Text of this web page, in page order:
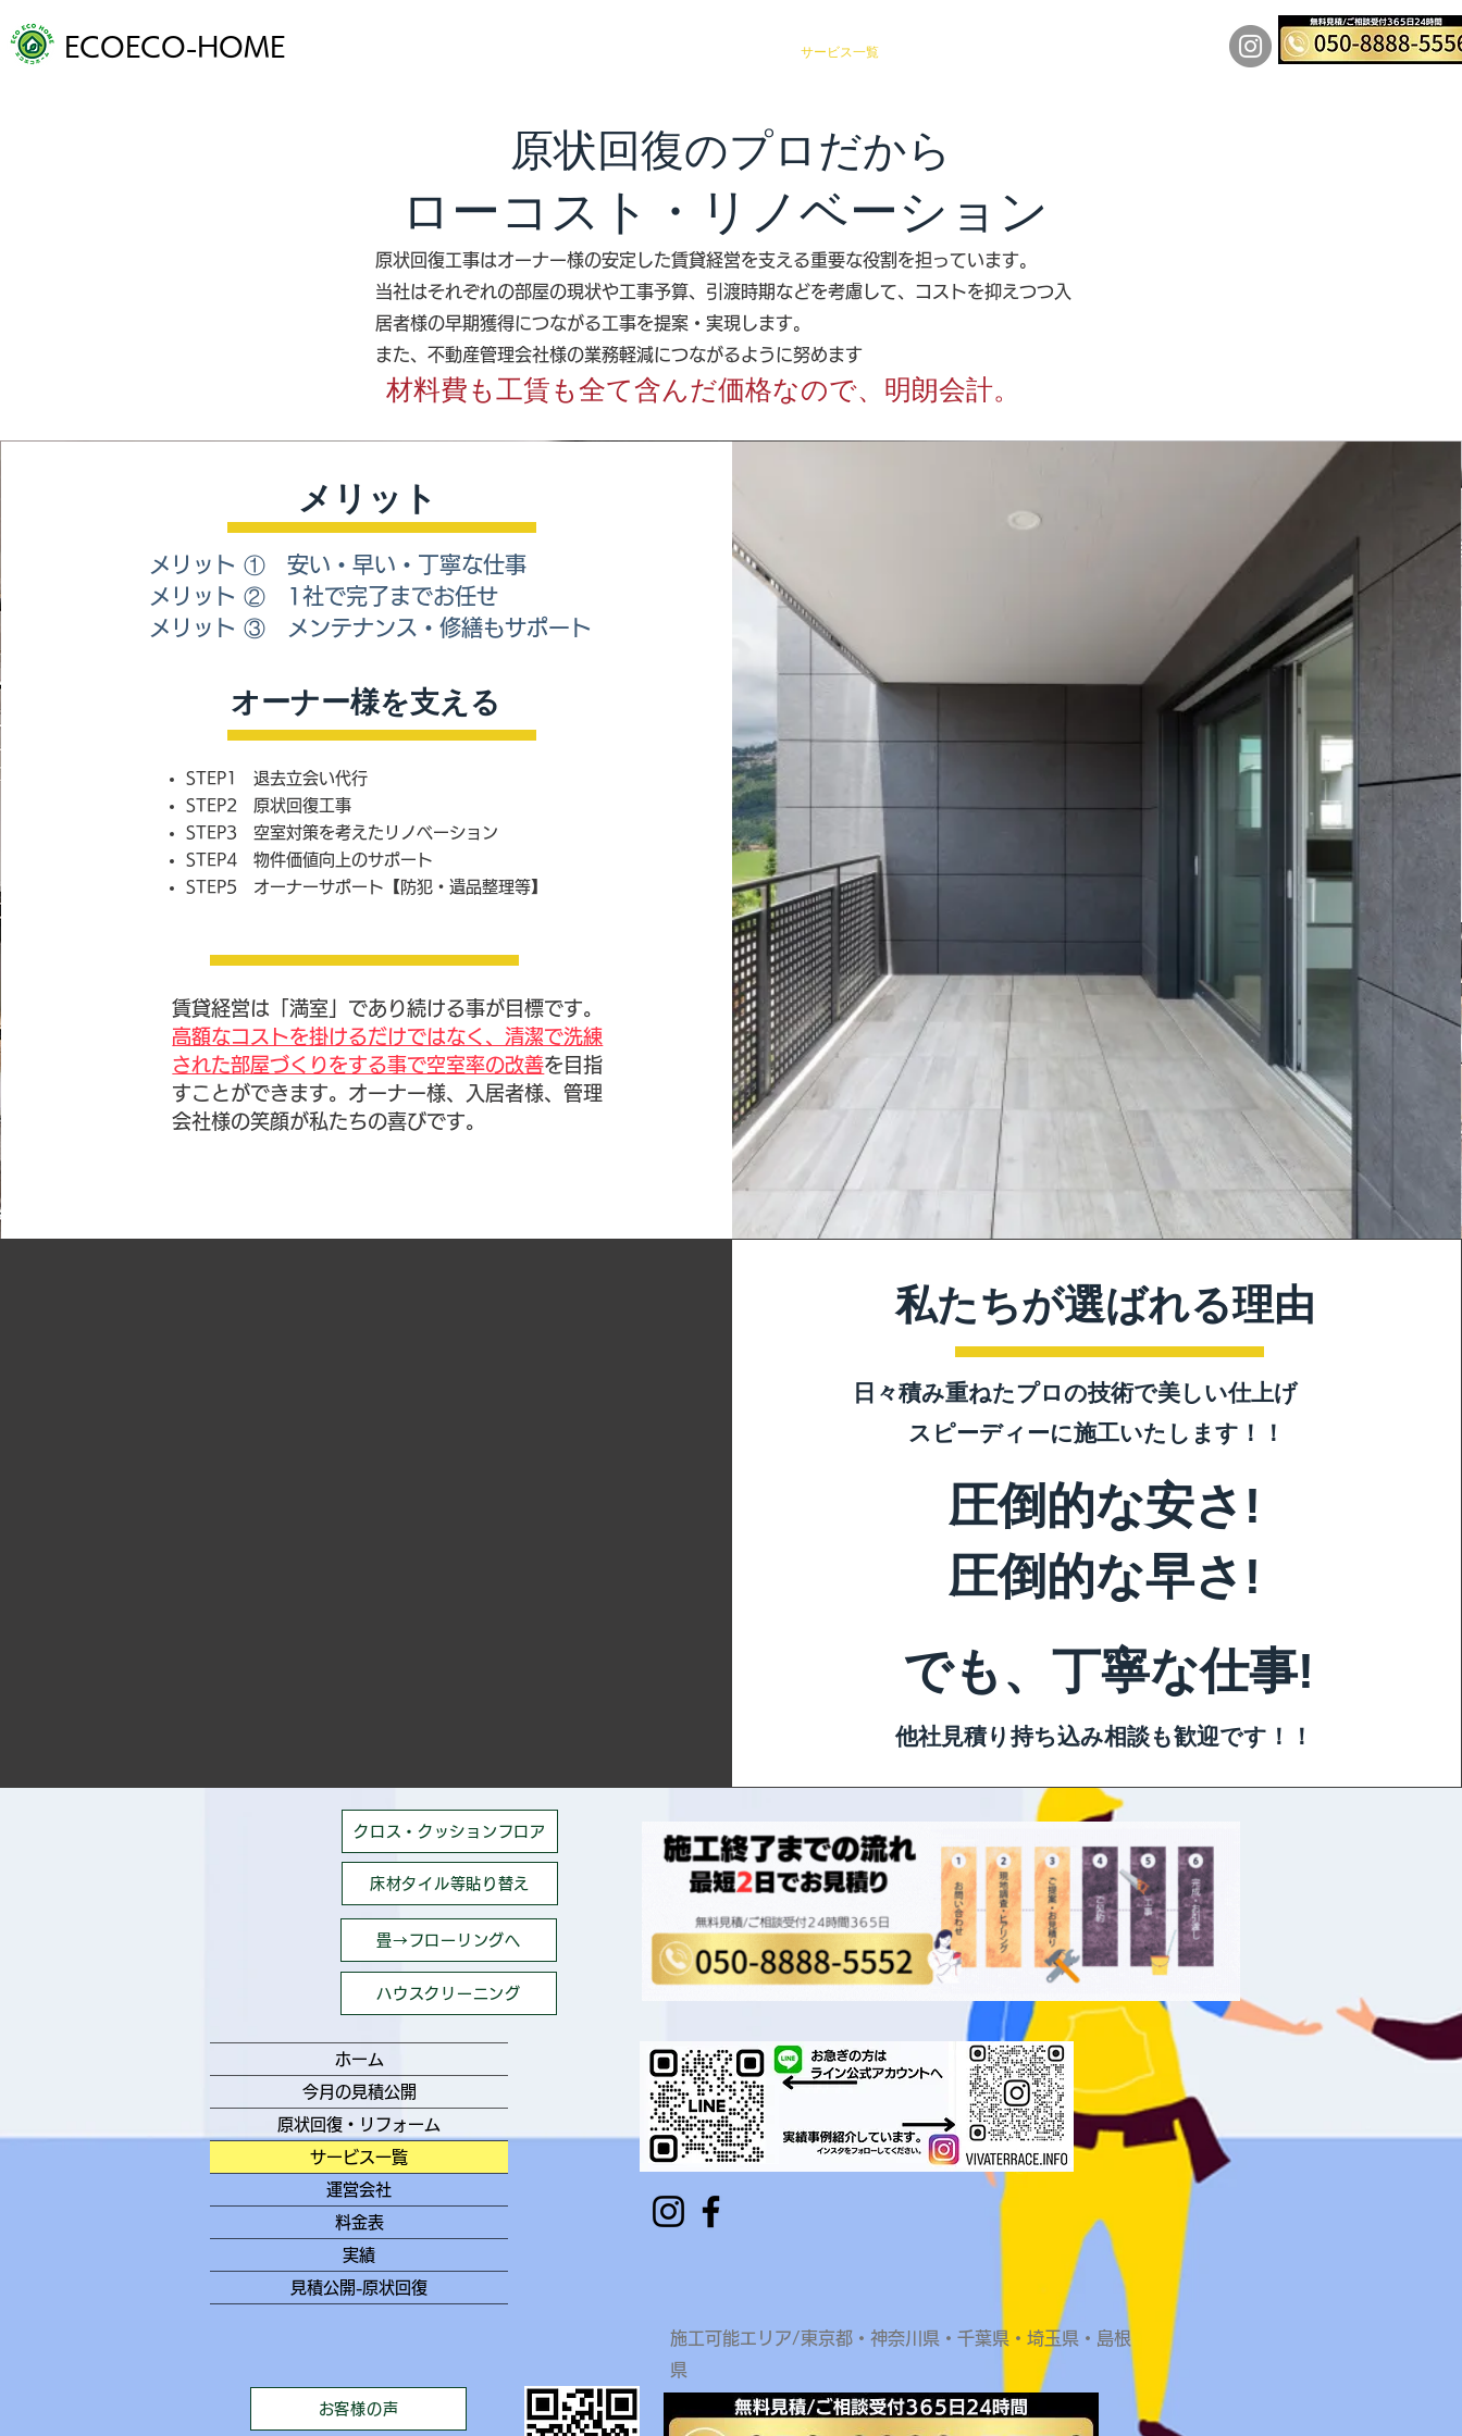
ECOECO-HOME サービス一覧
原状回復のプロだから
ローコスト・リノベーション
原状回復工事はオーナー様の安定した賃貸経営を支える重要な役割を担っています。
当社はそれぞれの部屋の現状や工事予算、引渡時期などを考慮して、コストを抑えつつ入
居者様の早期獲得につながる工事を提案・実現します。
また、不動産管理会社様の業務軽減につながるように努めます
材料費も工賃も全て含んだ価格なので、明朗会計。
​メリット
メリット ① 安い・早い・丁寧な仕事
メリット ② 1社で完了までお任せ
メリット ③ メンテナンス・修繕もサポート
​オーナー様を支える
STEP1 退去立会い代行
STEP2 原状回復工事
STEP3 空室対策を考えたリノベーション
STEP4 物件価値向上のサポート
STEP5 オーナーサポート【防犯・遺品整理等】
賃貸経営は「満室」であり続ける事が目標です。
高額なコストを掛けるだけではなく、清潔で洗練
された部屋づくりをする事で空室率の改善を目指
すことができます。オーナー様、入居者様、管理
会社様の笑顔が私たちの喜びです。
私たちが選ばれる理由
​日々積み重ねたプロの技術で美しい仕上げ
スピーディーに施工いたします！！
​圧倒的な安さ!
​圧倒的な早さ!
でも、​丁寧な仕事!
他社見積り持ち込み相談も歓迎です！！
クロス・クッションフロア
床材タイル等貼り替え
畳→フローリングへ
ハウスクリーニング
ホーム
今月の見積公開
原状回復・リフォーム
サービス一覧
運営会社
料金表
実績
見積公開-原状回復
​施工可能エリア/東京都・神奈川県・千葉県・埼玉県・島根
県
お客様の声